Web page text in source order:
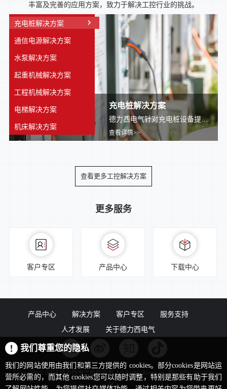
丰富及完善的应用方案，致力于解决工控行业的挑战。
充电桩解决方案
通信电源解决方案
水泵解决方案
起重机械解决方案
工程机械解决方案
电梯解决方案
机床解决方案
充电桩解决方案
德力西电气针对充电桩设备提供完善的解决方案，可有效满足广大客户需求。在系统中，不同的低压元器件承担着不同职能。其中，断...
查看详情>>
查看更多工控解决方案
更多服务
客户专区 产品中心 下载中心
产品中心 解决方案 客户专区
服务支持
人才发展
关于德力西电气
Copyright © 2024 德力西电气版权所有 All Rights Reserved. 浙ICP备13001006
号-1
我们尊重您的隐私
我们的网站使用由我们和第三方提供的 cookies。部分cookies是网站运
营所必需的，而其他 cookies您可以随时调整，特别是那些有助于我们